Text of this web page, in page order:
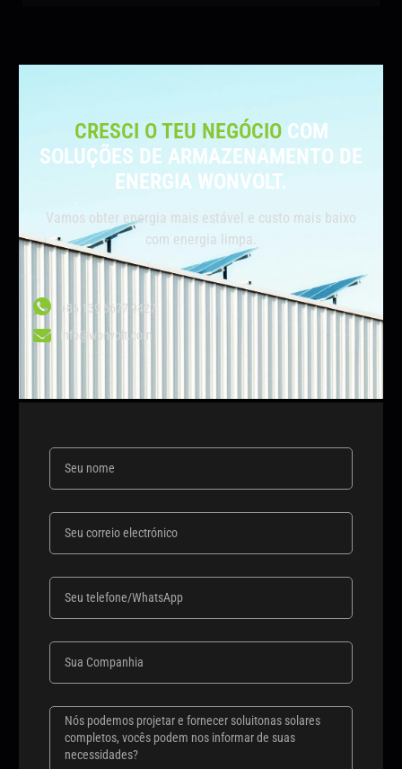
CRESCI O TEU NEGÓCIO COM
SOLUÇÕES DE ARMAZENAMENTO DE
ENERGIA WONVOLT.
Vamos obter energia mais estável e custo mais baixo
com energia limpa.
+86 139 6677 9427
info@wonvolt.com